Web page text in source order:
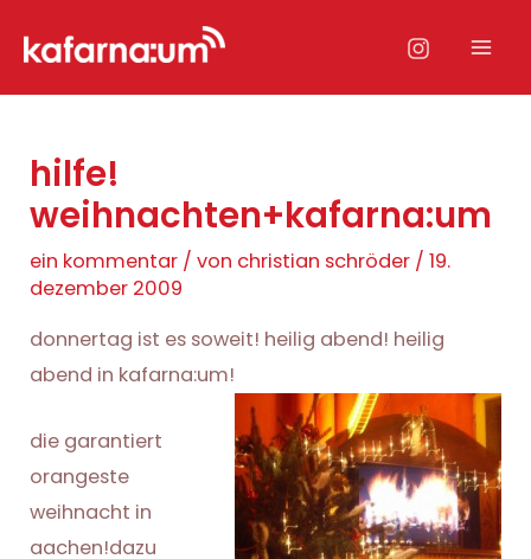
Inhalt
hilfe!
weihnachten+kafarna:um
ein kommentar / von christian schröder /19.
dezember 2009
donnertag ist es soweit! heilig abend! heilig
abend in kafarna:um!
die garantiert
orangeste
weihnacht in
aachen!dazu